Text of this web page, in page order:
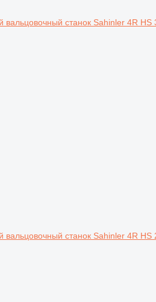
вальцовочный станок Sahinler 4R HS
вальцовочный станок Sahinler 4R HS